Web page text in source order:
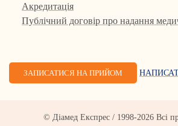
Акредитація
Публічний договір про надання
ЗАПИСАТИСЯ НА ПРИЙОМ
© Діамед Експрес / 1998-2026 Всі